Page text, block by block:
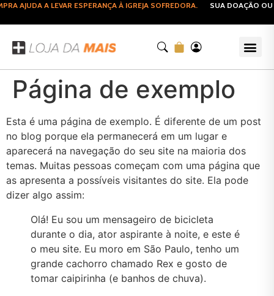
AJUDA A LEVAR ESPERANÇA À IGREJA SOFREDORA. SUA DOAÇÃO OU
Página de exemplo
Esta é uma página de exemplo. É diferente de um post
no blog porque ela permanecerá em um lugar e
aparecerá na navegação do seu site na maioria dos
temas. Muitas pessoas começam com uma página que
as apresenta a possíveis visitantes do site. Ela pode
dizer algo assim:
Olá! Eu sou um mensageiro de bicicleta
durante o dia, ator aspirante à noite, e este é
o meu site. Eu moro em São Paulo, tenho um
grande cachorro chamado Rex e gosto de
tomar caipirinha (e banhos de chuva).